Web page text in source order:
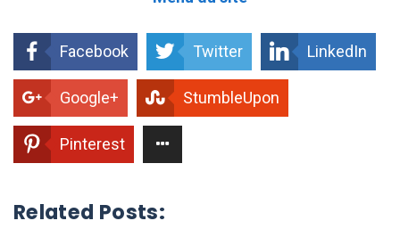
Facebook Twitter LinkedIn
Google+ StumbleUpon
Pinterest
Related Posts: